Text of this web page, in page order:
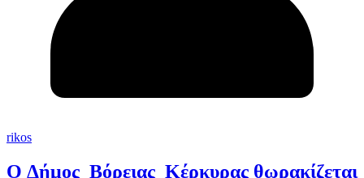
rikos
O Δήμος Βόρειας Κέρκυρας θωρακίζεται